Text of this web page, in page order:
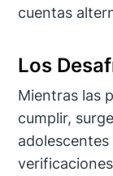
cuentas
Los
Mientras las
cumplir,